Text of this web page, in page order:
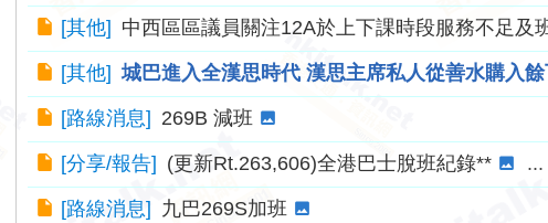
[其他] 中西區區議員關注12A於上下課時段服務不足及
[其他] 城巴進入全漢思時代 漢思主席私人從善水購入
[路線消息] 269B 減班
[分享/報告] (更新Rt.263,606)全港巴士脫班紀錄** ...
[路線消息] 九巴269S加班